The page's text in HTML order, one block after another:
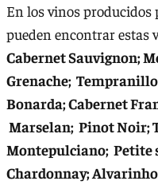
En los vinos
pueden encontrar estas v
Cabernet Sauvignon;
Grenache;
Bonarda; Cabernet
Marselan; Pinot Noir;
Montepulciano; Petite
Chardonnay;